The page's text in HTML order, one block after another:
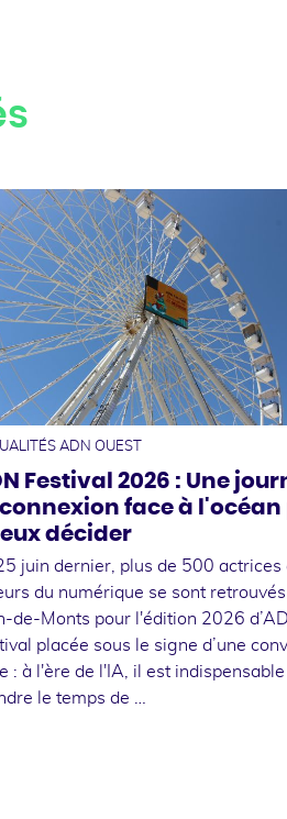
ADN OUEST
Festival 2026 : Une
face à l'océan
décider
juin dernier, plus de 500 actrices
du numérique se sont
de-Monts pour l'édition 2026
placée sous le signe d’une
: à l'ère de l'IA, il est indispensable
le temps de …